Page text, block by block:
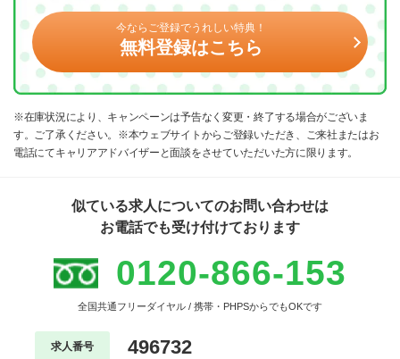
今ならご登録でうれしい特典！
無料登録はこちら
※在庫状況により、キャンペーンは予告なく変更・終了する場合がございま
す。ご了承ください。※本ウェブサイトからご登録いただき、ご来社またはお
電話にてキャリアアドバイザーと面談をさせていただいた方に限ります。
似ている求人についてのお問い合わせは
お電話でも受け付けております
0120-866-153
全国共通フリーダイヤル / 携帯・PHPSからでもOKです
求人番号 496732